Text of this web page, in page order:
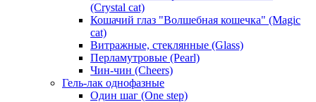
(Crystal cat)
Кошачий глаз "Волшебная кошечка" (Magic
cat)
Витражные, стеклянные (Glass)
Перламутровые (Pearl)
Чин-чин (Cheers)
Гель-лак однофазные
Один шаг (One step)